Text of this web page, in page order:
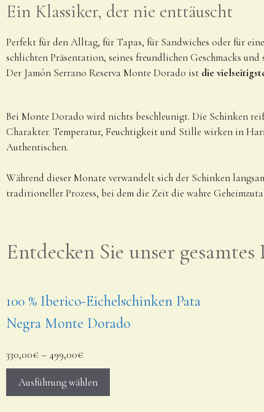
Ein Klassiker, der nie enttäuscht
Perfekt für den Alltag, für Tapas, für Sandwiches oder für
schlichten Präsentation, seines freundlichen Geschmacks und
Der Jamón Serrano Reserva Monte Dorado ist die
Bei Monte Dorado wird nichts beschleunigt. Die Schinken
Charakter. Temperatur, Feuchtigkeit und Stille wirken in
Authentischen.
Während dieser Monate verwandelt sich der Schinken
traditioneller Prozess, bei dem die Zeit die wahre
Entdecken Sie unser
100 % Iberico-Eichelschinken Pata
Negra Monte Dorado
330,00€–499,00€
Ausführung wählen